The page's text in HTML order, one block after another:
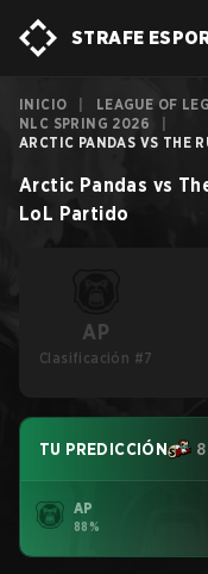
STRAFE
INICIO LEAGUE OF
NLC SPRING 2026
ARCTIC PANDAS VS THE
Arctic Pandas vs
LoL Partido
AP
Clasificación #7
TU PREDICCIÓN
AP
88%